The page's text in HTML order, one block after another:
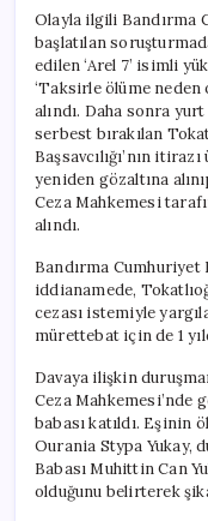
Olayla ilgili Bandırma
başlatılan
edilen ‘Arel 7’ isimli
‘Taksirle ölüme neden
alındı. Daha sonra yurt
serbest bırakılan
Başsavcılığı’nın
yeniden gözaltına
Ceza Mahkemesi
alındı.
Bandırma Cumhuriyet
iddianamede,
cezası istemiyle
mürettebat için de 1
Davaya ilişkin
Ceza Mahkemesi’nde
babası katıldı. Eşinin
Ourania Stypa Yukay,
Babası Muhittin Can
olduğunu belirterek